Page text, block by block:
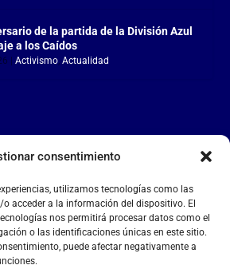
consentimiento
utilizamos tecnologías como las
acceder a la información del dispositivo. El
nos permitirá procesar datos como el
o las identificaciones únicas en este sitio.
puede afectar negativamente a
de la partida de la División Azul
a los Caídos
|Activismo,Actualidad